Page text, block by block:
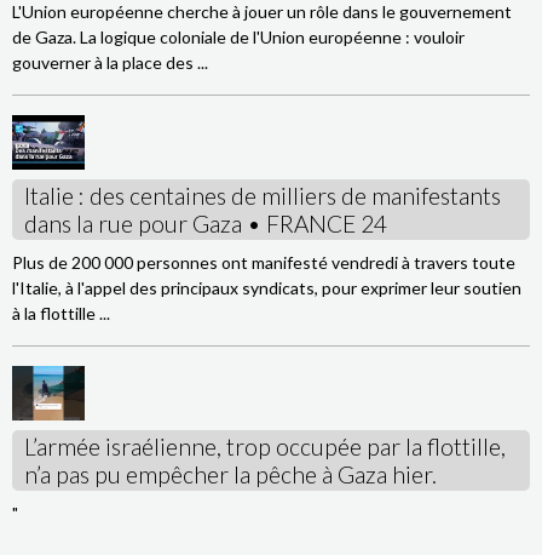
L'Union européenne cherche à jouer un rôle dans le gouvernement
de Gaza. La logique coloniale de l'Union européenne : vouloir
gouverner à la place des ...
Italie : des centaines de milliers de manifestants
dans la rue pour Gaza • FRANCE 24
Plus de 200 000 personnes ont manifesté vendredi à travers toute
l'Italie, à l'appel des principaux syndicats, pour exprimer leur soutien
à la flottille ...
L’armée israélienne, trop occupée par la flottille,
n’a pas pu empêcher la pêche à Gaza hier.
"